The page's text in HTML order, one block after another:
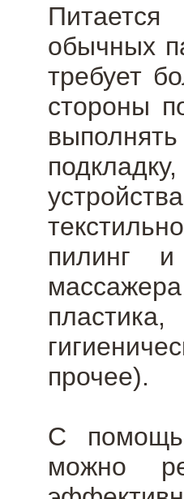
обычных
требует
стороны
пилинг и
прочее).
С
можно